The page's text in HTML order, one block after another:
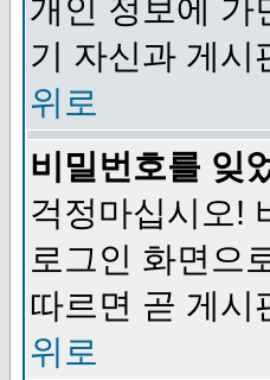
개인 정보에 가
기 자신과 게시
위로
비밀번호를 잊
걱정마십시오!
로그인 화면으
따르면 곧 게시
위로